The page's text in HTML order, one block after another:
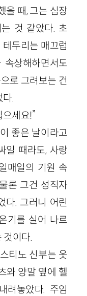
을 때, 그는 심장
것 같았다. 초
두리는 매끄럽
상해하면서도
로 그려보는 건
다.
세요!”
좋은 날이라고
일 때라도, 사랑
매일의 기원 속
론 그건 성직자
다. 그러니 어린
기를 실어 나르
것이다.
티노 신부는 옷
와 양말 옆에 헬
려놓았다. 주임